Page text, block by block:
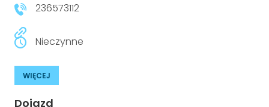
236573112
Nieczynne
WIĘCEJ
Dojazd